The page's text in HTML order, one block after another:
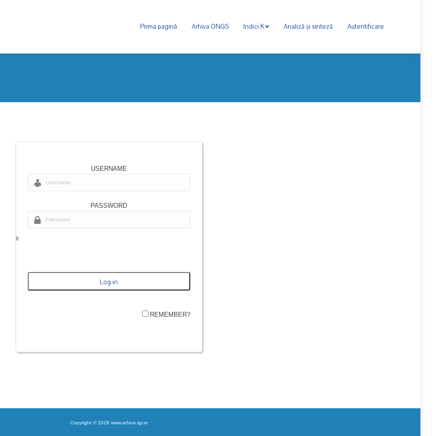
Prima pagină Arhiva ONGS Indici K Analiză și sinteză Autentificare
USERNAME
PASSWORD
REMEMBER?
Copyright © 2026 www.arhiva.igr.ro